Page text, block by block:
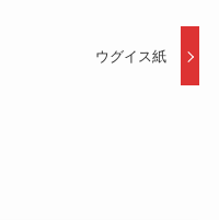
ウグイス紙